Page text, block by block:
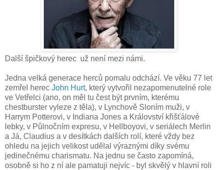
Další špičkový herec už není mezi námi.
Jedna velká generace herců pomalu odchází. Ve věku 77 let
zemřel herec John Hurt, který vytvořil nezapomenutelné role
ve Vetřelci (ano, on měl tu čest být prvním, kterému
chestburster vyleze z těla), v Lynchově Sloním muži, v
Harrym Potterovi, v Indiana Jones a Království křišťálové
lebky, v Půlnočním expresu, v Hellboyovi, v seriálech Merlin
a Já, Claudius a v desítkách dalších rolí, které vždy bez
ohledu na jejich velikost udělal výraznými díky svému
jedinečnému charismatu. Na jednu se často zapomíná,
osobně si ho z ní ale pamatuji nejvíc - byl skvělý v hlavní roli